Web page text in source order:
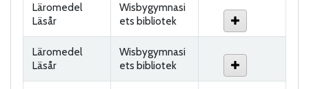
Läromedel
Läsår
Wisbygymnasi
ets bibliotek
Läromedel
Läsår
Wisbygymnasi
ets bibliotek